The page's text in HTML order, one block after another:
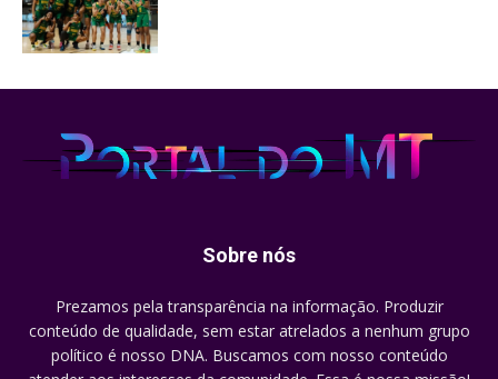
Sobre nós
Prezamos pela transparência na informação. Produzir
conteúdo de qualidade, sem estar atrelados a nenhum grupo
político é nosso DNA. Buscamos com nosso conteúdo